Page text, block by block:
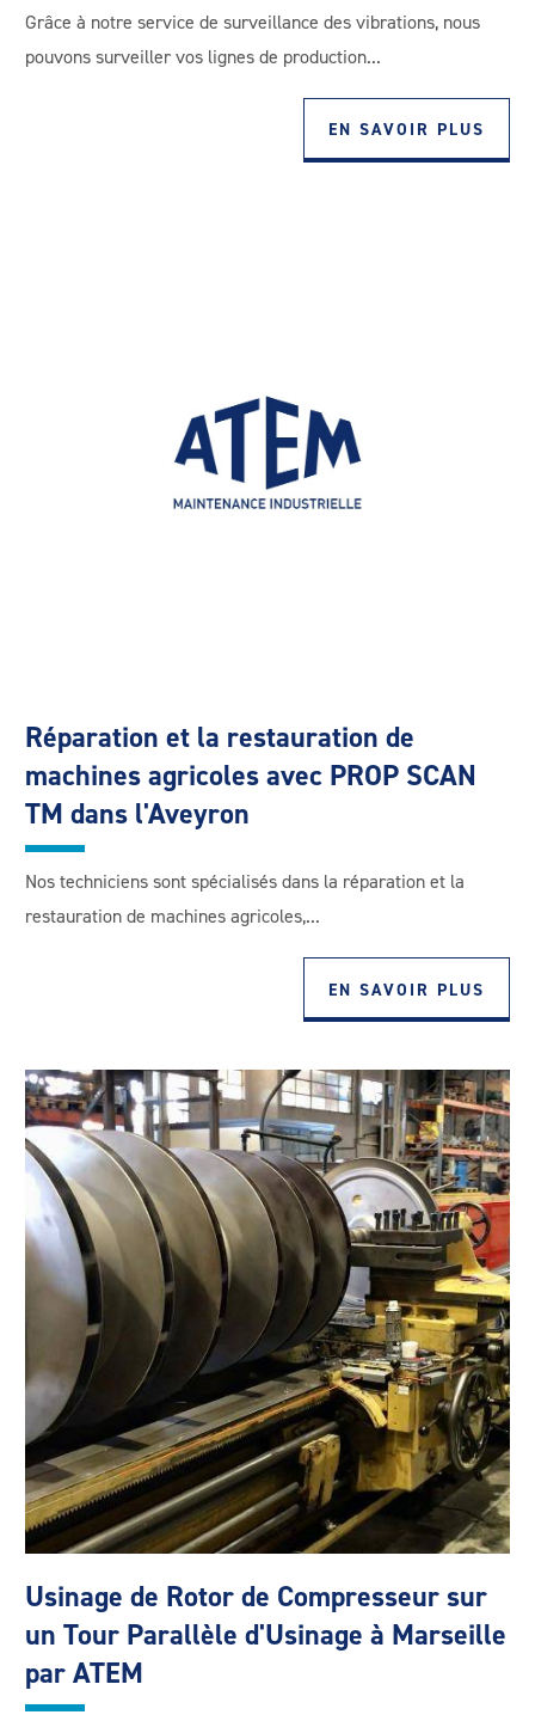
Grâce à notre service de surveillance des vibrations, nous
pouvons surveiller vos lignes de production...
EN SAVOIR PLUS
Réparation et la restauration de
machines agricoles avec PROP SCAN
TM dans l'Aveyron
Nos techniciens sont spécialisés dans la réparation et la
restauration de machines agricoles,...
EN SAVOIR PLUS
Usinage de Rotor de Compresseur sur
un Tour Parallèle d'Usinage à Marseille
par ATEM